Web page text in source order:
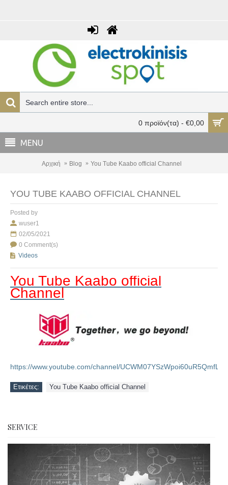
0 προϊόν(τα) - €0,00
MENU
Αρχική Blog You Tube Kaabo official Channel
YOU TUBE KAABO OFFICIAL CHANNEL
Posted by
wuser1
02/05/2021
0 Comment(s)
Videos
You Tube Kaabo official
Channel
https://www.youtube.com/channel/
Ετικέτες: You Tube Kaabo official Channel
SERVICE